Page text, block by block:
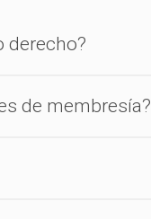
derecho?
de membresía?